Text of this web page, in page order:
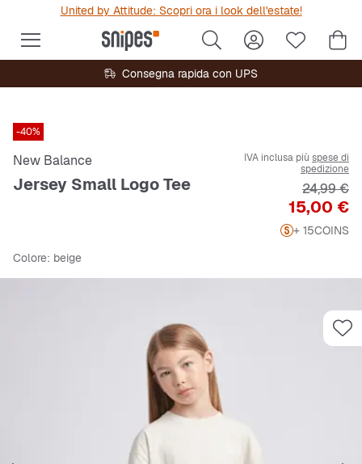
United by Attitude: Scopri ora i look dell'estate!
Consegna rapida con UPS
-40%
New Balance
Jersey Small Logo Tee
IVA inclusa più spese di
spedizione
Prezzo
15,00 €
Prezzo
24,99 €
+ 15COINS
Colore: beige